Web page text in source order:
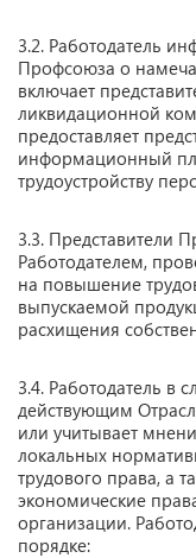
3.2. Работодатель
Профсоюза о
включает
ликвидационной
предоставляет
информационный
трудоустройству
3.3. Представители
Работодателем,
на повышение
выпускаемой
расхищения
3.4. Работодатель в
действующим
или учитывает
локальных
трудового права, а
экономические
организации.
порядке: